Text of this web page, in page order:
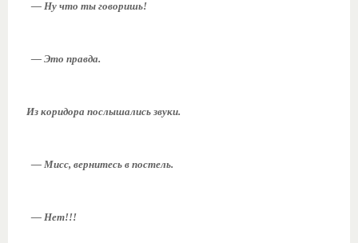
— Ну что ты говоришь!
— Это правда.
Из коридора послышались звуки.
— Мисс, вернитесь в постель.
— Нет!!!